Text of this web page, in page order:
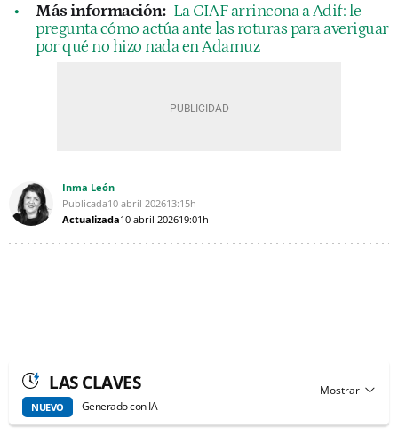
Más información: La CIAF arrincona a Adif: le
pregunta cómo actúa ante las roturas para averiguar
por qué no hizo nada en Adamuz
Inma León
Publicada10 abril 202613:15h
Actualizada10 abril 202619:01h
LAS CLAVES
NUEVO Generado con IA